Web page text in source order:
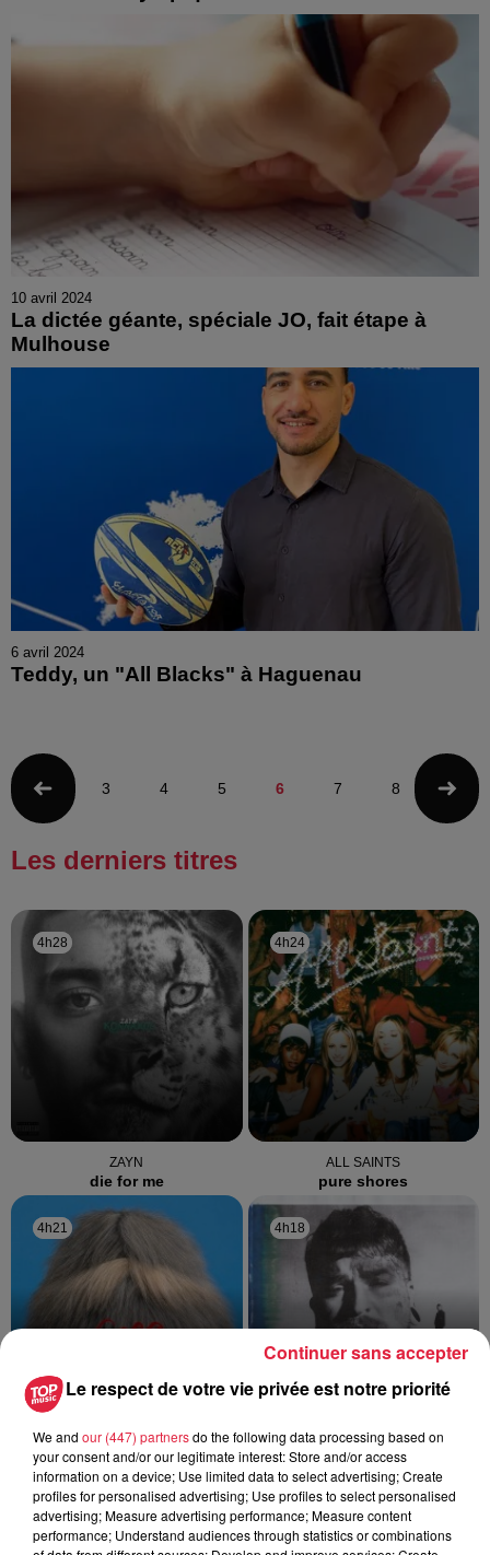
10 avril 2024
La dictée géante, spéciale JO, fait étape à
Mulhouse
6 avril 2024
Teddy, un "All Blacks" à Haguenau
3 4 5 6 7 8 9
Les derniers titres
4h28
4h28
ZAYN
die for me
4h24
4h24
ALL SAINTS
pure shores
4h21
4h21
THE SUPERMEN LOVERS
dancing in the rain
4h18
4h18
TEDDY SWIMS
mr know it all
4h14
4h14 4h12
4h12
Le respect de votre vie privée est notre priorité
We and our (447) partnersdo the following data processing based on
your consent and/or our legitimate interest: Store and/or access
information on a device; Use limited data to select advertising; Create
profiles for personalised advertising; Use profiles to select personalised
advertising; Measure advertising performance; Measure content
performance; Understand audiences through statistics or combinations
Continuer sans accepter